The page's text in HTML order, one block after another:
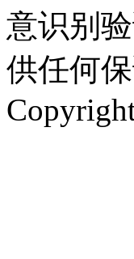
意识别
供任何